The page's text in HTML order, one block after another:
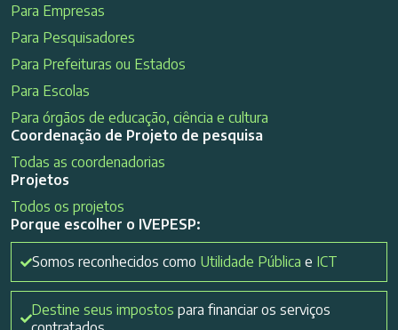
Para Empresas
Para Pesquisadores
Para Prefeituras ou Estados
Para Escolas
Para órgãos de educação, ciência e cultura
Coordenação de Projeto de pesquisa
Todas as coordenadorias
Projetos
Todos os projetos
Porque escolher o IVEPESP:
Somos reconhecidos como Utilidade Pública e ICT
Destine seus impostos para financiar os serviços